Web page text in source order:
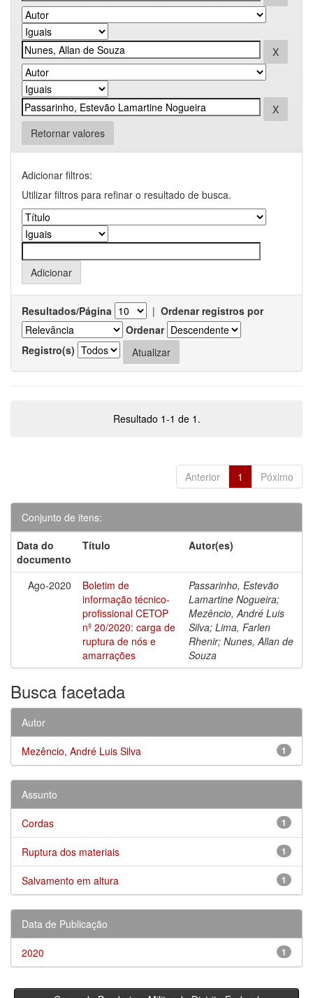
Retornar valores
Adicionar filtros:
Utilizar filtros para refinar o resultado de busca.
Resultados/Página | Ordenar registros por
Ordenar
Registro(s)
Resultado 1-1 de 1.
Anterior 1 Póximo
Conjunto de itens:
Data do
documento
Título Autor(es)
Ago-2020
Boletim de
informação técnico-
profissional CETOP
nº 20/2020: carga de
ruptura de nós e
amarrações
Passarinho, Estevão
Lamartine Nogueira;
Mezêncio, André Luis
Silva; Lima, Farlen
Rhenir; Nunes, Allan de
Souza
Busca facetada
Autor
1
Mezêncio, André Luis Silva
Assunto
1
Cordas
1
Ruptura dos materiais
1
Salvamento em altura
Data de Publicação
1
2020